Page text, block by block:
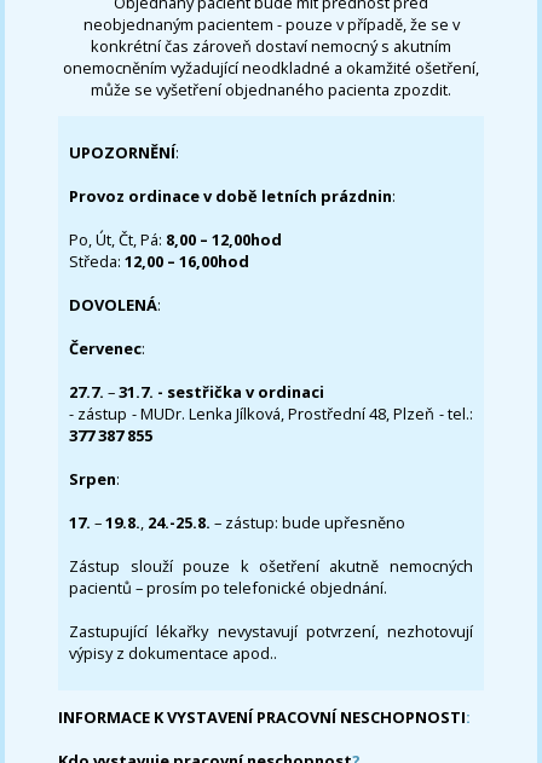
neobjednaným pacientem - pouze v případě, že se v
konkrétní čas zároveň dostaví nemocný s akutním
onemocněním vyžadující neodkladné a okamžité ošetření,
může se vyšetření objednaného pacienta zpozdit.
UPOZORNĚNÍ:
Provoz ordinace v době letních prázdnin:
Po, Út, Čt, Pá: 8,00 – 12,00hod
Středa:12,00 – 16,00hod
DOVOLENÁ:
Červenec:
27.7.–31.7. - sestřička v ordinaci
- zástup - MUDr. Lenka Jílková, Prostřední 48, Plzeň - tel.:
377 387 855
Srpen:
17. –19.8., 24.-25.8. – zástup: bude upřesněno
Zástup slouží pouze k ošetření akutně nemocných
pacientů – prosím po telefonické objednání.
Zastupující lékařky nevystavují potvrzení, nezhotovují
výpisy z dokumentace apod..
INFORMACE K VYSTAVENÍ PRACOVNÍ NESCHOPNOSTI: